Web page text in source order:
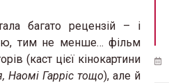
багато рецензій – і
тим не менше… фільм
(каст цієї кінокартини
Наомі Гарріс тощо), але й